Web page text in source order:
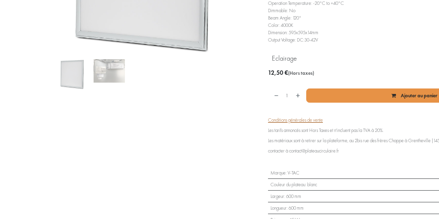
Operation Temperature: -20°C to +40°C
Dimmable: No
Beam Angle: 120°
Color: 4000K
Dimension: 595x595x14mm
Output Voltage: DC:30-42V
Eclairage
12,50€(Hors taxes)
Ajouter au panier
Conditions générales de vente
Les tarifs annoncés sont Hors Taxes et n'incluent pas la TVA à 20%.
Les matériaux sont à retirer sur la plateforme, au 2bis rue des frères Chappe à Grentheville
contacter à contact@plateaucirculaire.fr
Marque: V-TAC
Couleur du plateau: blanc
Largeur: 600 mm
Longueur: 600 mm